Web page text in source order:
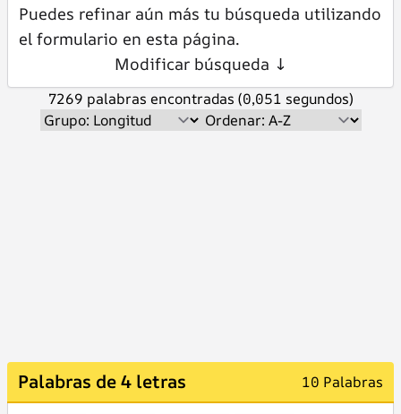
Puedes refinar aún más tu búsqueda utilizando
el formulario en esta página.
Modificar búsqueda ↓
7269 palabras encontradas (0,051 segundos)
Palabras de 4 letras 10 Palabras